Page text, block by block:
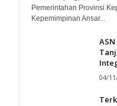
Pemerintahan Provinsi
Kepemimpinan Ansar...
04/